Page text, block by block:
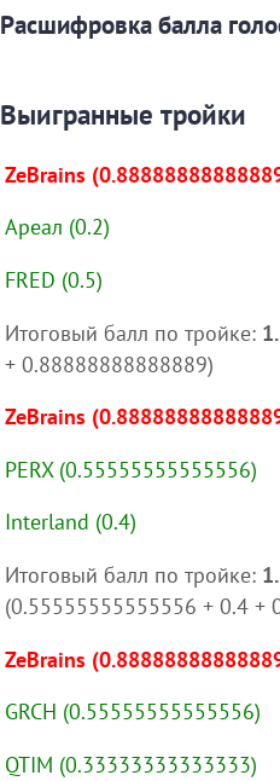
Расшифровка балла
Выигранные тройки
ZeBrains
Ареал (0.2)
FRED (0.5)
Итоговый балл по тройке:
+ 0.88888888888889)
ZeBrains
PERX (0.55555555555556)
Interland (0.4)
Итоговый балл по тройке:
(0.55555555555556 + 0.4 +
ZeBrains
GRCH (0.55555555555556)
QTIM (0.33333333333333)